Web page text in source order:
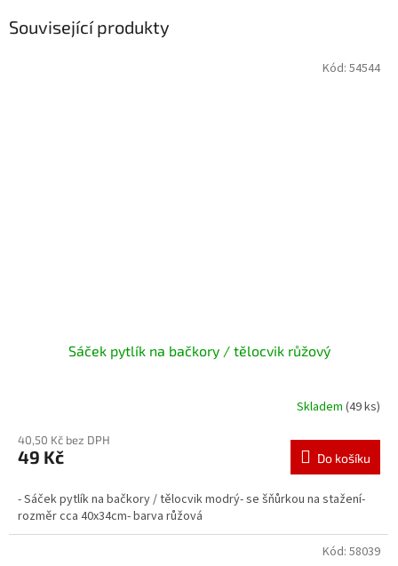
Související produkty
Sáček pytlík na bačkory / tělocvik růžový
Skladem (49 ks)
40,50 Kč bez DPH
49 Kč Do košíku
- Sáček pytlík na bačkory / tělocvik modrý- se šňůrkou na stažení-
rozměr cca 40x34cm- barva růžová
Kód: 54544
Kód: 58039